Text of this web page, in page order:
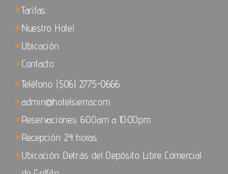
Tarifas
Nuestro Hotel
Ubicación
Contacto
Teléfono: (506) 2775-0666
admin@hotelsierra.com
Reservaciones: 6:00am a 10:00pm
Recepción: 24 horas
Ubicación: Detrás del Depósito Libre Comercial